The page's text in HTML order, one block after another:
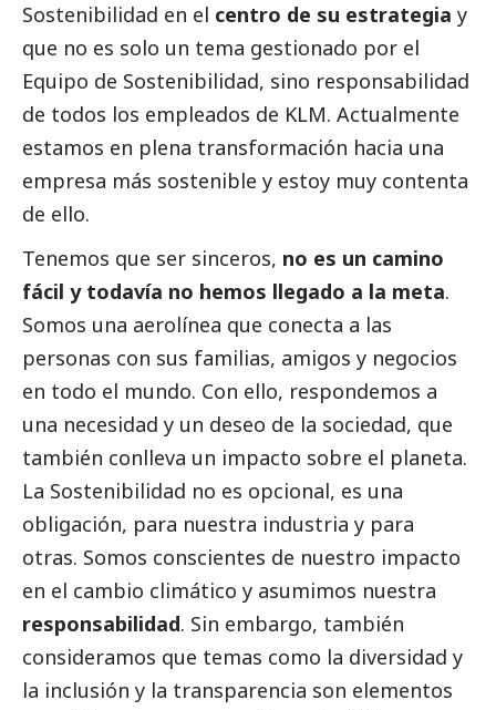
Sostenibilidad en el centro de su estrategia y
que no es solo un tema gestionado por el
Equipo de Sostenibilidad, sino responsabilidad
de todos los empleados de KLM. Actualmente
estamos en plena transformación hacia una
empresa más sostenible y estoy muy contenta
de ello.
Tenemos que ser sinceros, no es un camino
fácil y todavía no hemos llegado a la meta.
Somos una aerolínea que conecta a las
personas con sus familias, amigos y negocios
en todo el mundo. Con ello, respondemos a
una necesidad y un deseo de la sociedad, que
también conlleva un impacto sobre el planeta.
La Sostenibilidad no es opcional, es una
obligación, para nuestra industria y para
otras. Somos conscientes de nuestro impacto
en el cambio climático y asumimos nuestra
responsabilidad. Sin embargo, también
consideramos que temas como la diversidad y
la inclusión y la transparencia son elementos